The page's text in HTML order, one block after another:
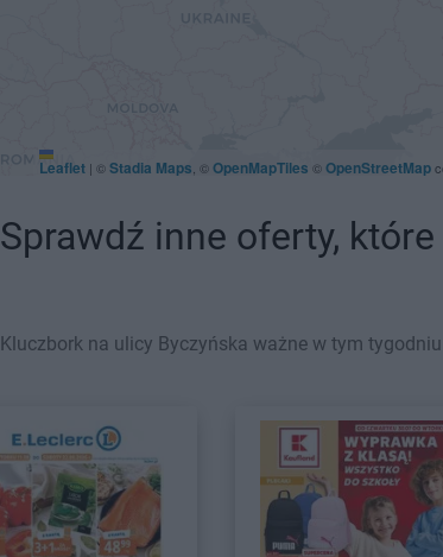
Leaflet | ©Stadia Maps , ©OpenMapTiles ©OpenStreetMap
inne oferty,
na ulicy Byczyńska ważne w tym